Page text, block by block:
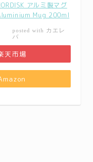
アルミ製マグ
Mug 200ml
posted with カエレ
バ
天市場